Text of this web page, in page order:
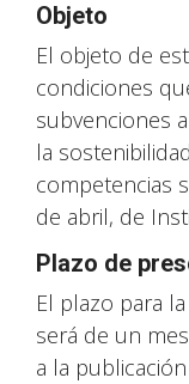
Objeto
El objeto de
condiciones
subvenciones
la
competencias
de abril, de
Plazo de
El plazo para
será de un
a la